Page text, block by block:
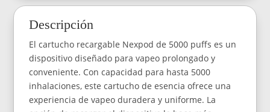
Con
Puffs
cantidad
Descripción
El cartucho recargable Nexpod de 5000 puffs es un
dispositivo diseñado para vapeo prolongado y
conveniente. Con capacidad para hasta 5000
inhalaciones, este cartucho de esencia ofrece una
experiencia de vapeo duradera y uniforme. La